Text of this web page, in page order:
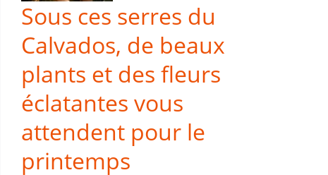
Sous ces serres du
Calvados, de beaux
plants et des fleurs
éclatantes vous
attendent pour le
printemps